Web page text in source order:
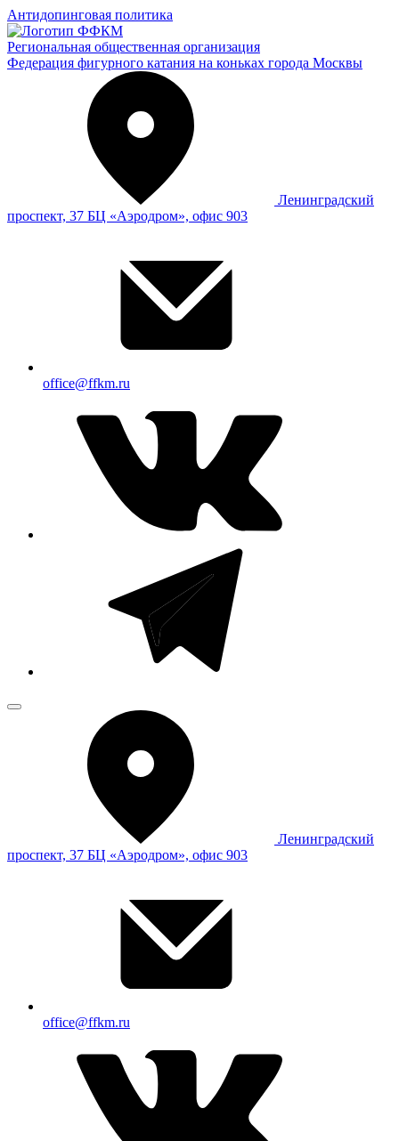
Антидопинговая политика
Региональная общественная организация
Федерация фигурного катания на коньках города Москвы
Ленинградский
проспект, 37 БЦ «Аэродром», офис 903
office@ffkm.ru
Ленинградский
проспект, 37 БЦ «Аэродром», офис 903
office@ffkm.ru